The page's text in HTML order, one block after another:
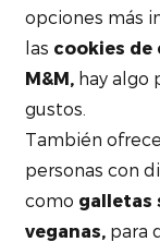
opciones más
las cookies de
M&M, hay algo
gustos.
También
personas con
como galletas
veganas, para